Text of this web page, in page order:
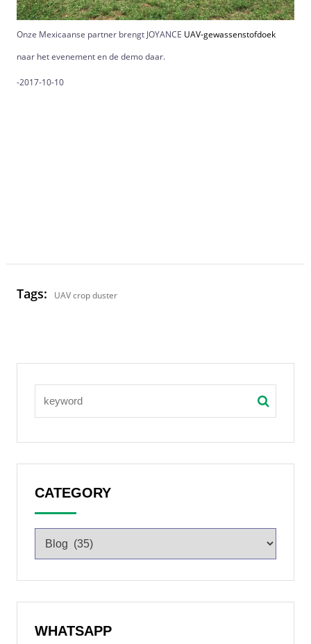
Onze Mexicaanse partner brengt JOYANCE UAV-gewassenstofdoek
naar het evenement en de demo daar.
-2017-10-10
Tags: UAV crop duster
CATEGORY
WHATSAPP